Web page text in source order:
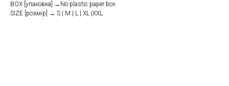
BOX [упаковка] →No plastic paper box
SIZE [розмір] → S | M | L | XL |XXL